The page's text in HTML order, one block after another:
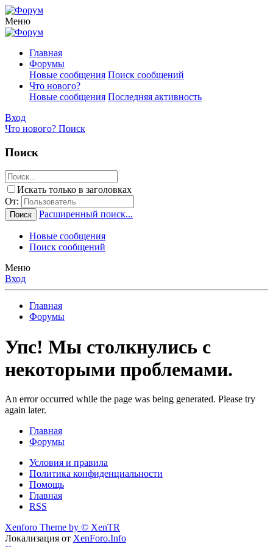
Меню
Главная
Форумы
Новые сообщения Поиск сообщений
Что нового?
Новые сообщения Последняя активность
Вход
Что нового? Поиск
Поиск
Искать только в заголовках
От:
Поиск Расширенный поиск...
Новые сообщения
Поиск сообщений
Меню
Вход
Главная
Форумы
Упс! Мы столкнулись с
некоторыми проблемами.
An error occurred while the page was being generated. Please try
again later.
Главная
Форумы
Условия и правила
Политика конфиденциальности
Помощь
Главная
RSS
Xenforo Theme by © XenTR
Локализация от XenForo.Info